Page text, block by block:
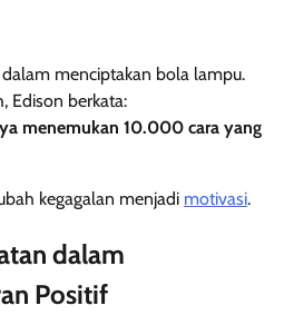
menciptakan bola lampu.
Edison berkata:
menemukan 10.000 cara yang
kegagalan menjadi motivasi.
dalam
Positif